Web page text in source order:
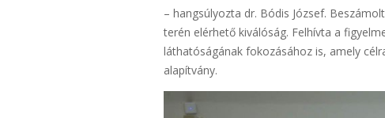
– hangsúlyozta dr. Bódis József.
terén elérhető kiválóság. Felhívta a
láthatóságának fokozásához is, amely
alapítvány.